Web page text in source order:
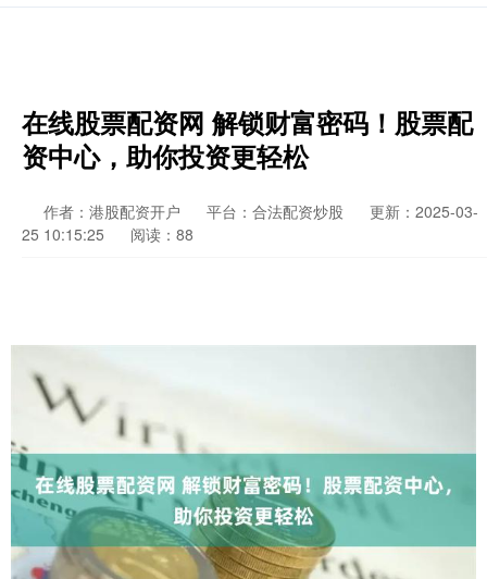
在线股票配资网 解锁财富密码！股票配
资中心，助你投资更轻松
作者：港股配资开户 平台：合法配资炒股
更新：2025-03-
25 10:15:25
阅读：88